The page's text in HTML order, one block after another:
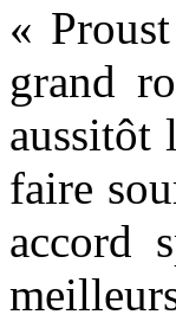
«
grand
aussitôt
faire
accord